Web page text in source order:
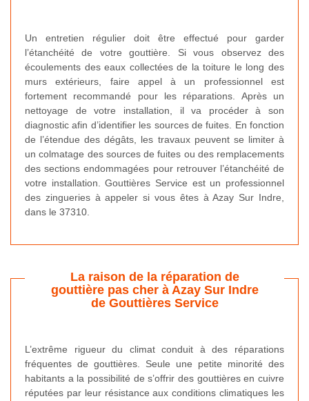
Un entretien régulier doit être effectué pour garder
l’étanchéité de votre gouttière. Si vous observez des
écoulements des eaux collectées de la toiture le long des
murs extérieurs, faire appel à un professionnel est
fortement recommandé pour les réparations. Après un
nettoyage de votre installation, il va procéder à son
diagnostic afin d’identifier les sources de fuites. En fonction
de l’étendue des dégâts, les travaux peuvent se limiter à
un colmatage des sources de fuites ou des remplacements
des sections endommagées pour retrouver l’étanchéité de
votre installation. Gouttières Service est un professionnel
des zingueries à appeler si vous êtes à Azay Sur Indre,
dans le 37310.
La raison de la réparation de
gouttière pas cher à Azay Sur Indre
de Gouttières Service
L’extrême rigueur du climat conduit à des réparations
fréquentes de gouttières. Seule une petite minorité des
habitants a la possibilité de s’offrir des gouttières en cuivre
réputées par leur résistance aux conditions climatiques les